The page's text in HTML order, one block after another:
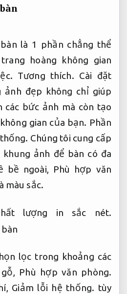
là 1 phần chẳng thể
hoàng không gian
Tương thích. Cài đặt
ảnh đẹp không chỉ giúp
các bức ảnh mà còn tạo
gian của bạn. Phần
Chúng tôi cung cấp
ảnh để bàn có đa
bề ngoài, Phù hợp văn
màu sắc.
lượng in sắc nét.
lọc trong khoảng các
Phù hợp văn phòng.
Giảm lỗi hệ thống. tùy